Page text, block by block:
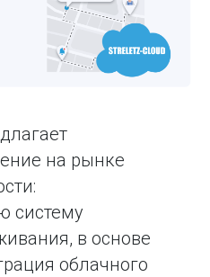
на рынке
систему
в основе
облачного